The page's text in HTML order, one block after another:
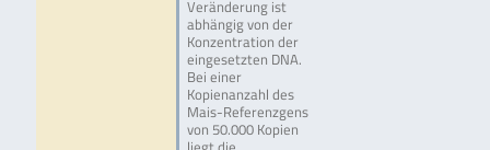
Veränderung ist
abhängig von der
Konzentration der
eingesetzten DNA.
Bei einer
Kopienanzahl des
Mais-Referenzgens
von 50.000 Kopien